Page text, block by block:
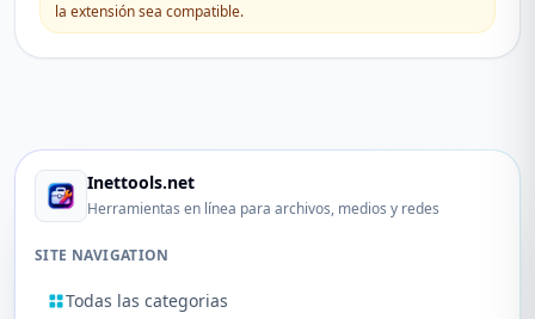
la extensión sea compatible.
Inettools.net
Herramientas en línea para archivos, medios y redes
SITE NAVIGATION
Todas las categorias